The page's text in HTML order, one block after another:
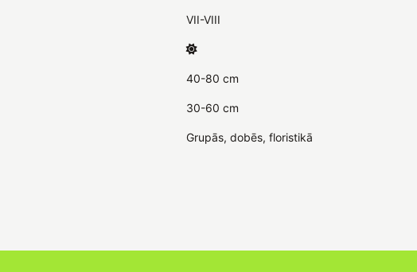
VII-VIII
40-80 cm
30-60 cm
Grupās, dobēs, floristikā